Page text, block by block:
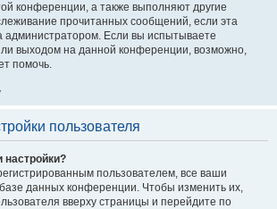
конференции, а также выполняют другие
прочитанных сообщений, если эта
администратором. Если вы испытываете
выходом на данной конференции, возможно,
помочь.
пользователя
настройки?
пользователем, все ваши
данных конференции. Чтобы изменить их,
вверху страницы и перейдите по